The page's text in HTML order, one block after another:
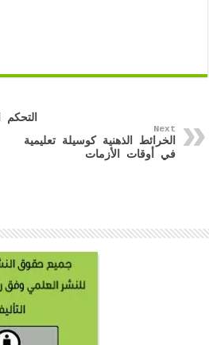
Next
الخرائط الذهنية كوسيلة تعليمية
في أوقات الأزمات